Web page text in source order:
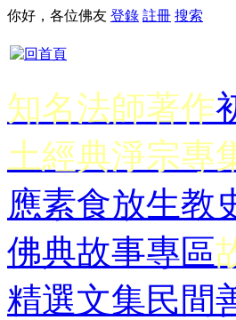
你好，各位佛友 登錄 註冊 搜索
知名法師著作
土經典淨宗專
應素食放生教
佛典故事專區
精選文集民間